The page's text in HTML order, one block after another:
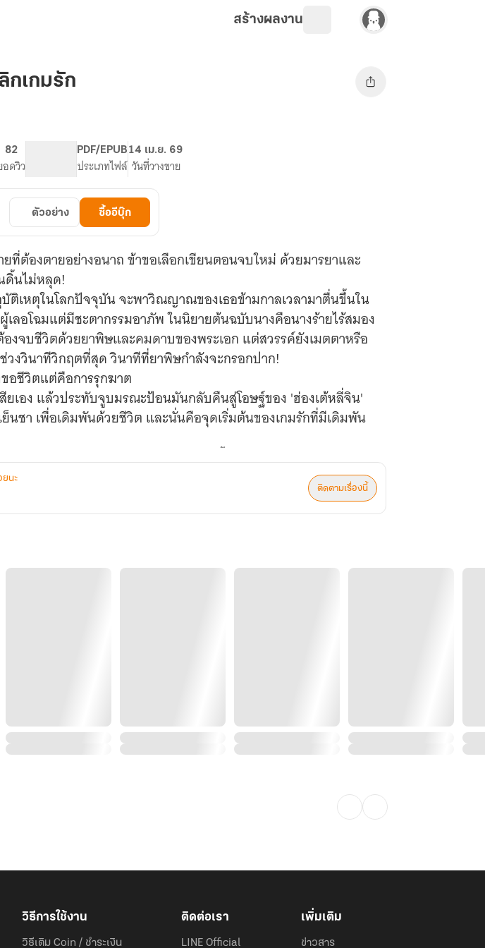
สร้างผลงาน
กเกมรัก
82
ดวิว
PDF/EPUB
ประเภทไฟล์
14 เม.ย. 69
วันที่วางขาย
ตัวอย่าง ซื้ออีบุ๊ก
ยที่ต้องตายอย่างอนาถ ข้าขอเลือกเขียนตอนจบใหม่ ด้วยมารยาและ
ดิ้นไม่หลุด!
ติเหตุในโลกปัจจุบัน จะพาวิณญาณของเธอข้ามกาลเวลามาตื่นขึ้นใน
เลอโฉมแต่มีชะตากรรมอาภัพ ในนิยายต้นฉบับนางคือนางร้ายไร้สมอง
จบชีวิตด้วยยาพิษและคมดาบของพระเอก แต่สวรรค์ยังเมตตาหรือ
วงวินาทีวิกฤตที่สุด วินาทีที่ยาพิษกำลังจะกรอกปาก!
ขอชีวิตแต่คือการรุกฆาต
เอง แล้วประทับจูบมรณะป้อนมันกลับคืนสู่โอษฐ์ของ 'ฮ่องเต้หลี่จิน'
นชา เพื่อเดิมพันด้วยชีวิต และนั่นคือจุดเริ่มต้นของเกมรักที่มีเดิมพัน
วายไปได้เลย เพราะเว่ยหยางคนใหม่ผู้นี้ จะงัดทุกกลเม็ดเด็ดพรายมา
อกบัวขาวจอมปลอมที่ฉากหน้าใสซื่อแต่เนื้อในเน่าเฟะ นางไม่ใช่
วที่พร้อมจะใช้ร่างกายเป็นอาวุธ
ยนะ
ติดตามเรื่องนี้
วิธีการใช้งาน
วิธีเติม Coin / ชำระเงิน
ติดต่อเรา
LINE Official
เพิ่มเติม
ข่าวสาร